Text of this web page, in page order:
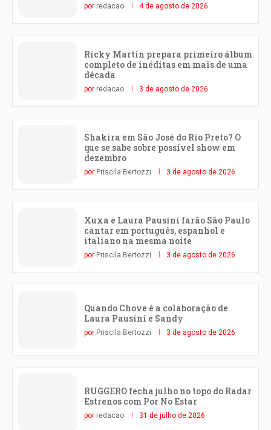
por redacao 4 de agosto de 2026
Ricky Martin prepara primeiro álbum
completo de inéditas em mais de uma
década
por redacao 3 de agosto de 2026
Shakira em São José do Rio Preto? O
que se sabe sobre possível show em
dezembro
por Priscila Bertozzi 3 de agosto de 2026
Xuxa e Laura Pausini farão São Paulo
cantar em português, espanhol e
italiano na mesma noite
por Priscila Bertozzi 3 de agosto de 2026
Quando Chove é a colaboração de
Laura Pausini e Sandy
por Priscila Bertozzi 3 de agosto de 2026
RUGGERO fecha julho no topo do Radar
Estrenos com Por No Estar
por redacao 31 de julho de 2026